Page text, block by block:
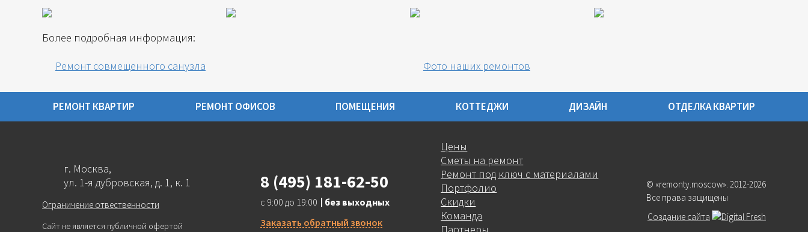
Более подробная информация:
Ремонт совмещенного санузла Фото наших ремонтов
РЕМОНТ КВАРТИР РЕМОНТ ОФИСОВ ПОМЕЩЕНИЯ КОТТЕДЖИ ДИЗАЙН ОТДЕЛКА КВАРТИР
г. Москва,
ул. 1-я дубровская, д. 1, к. 1
Ограничение отвественности
Сайт не является публичной офертой
8 (495) 181-62-50
с 9:00 до 19:00
без выходных
Заказать обратный звонок
Цены
Сметы на ремонт
Ремонт под ключ с материалами
Портфолио
Скидки
Команда
© «remonty.moscow». 2012-2026
Все права защищены
Создание сайта